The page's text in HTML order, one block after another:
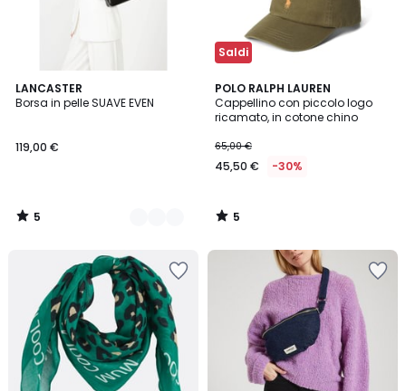
LANCASTER
Borsa in pelle SUAVE EVEN
119,00 €
5
/
4
Colori
5
/
Saldi
POLO RALPH LAUREN
Cappellino con piccolo logo
ricamato, in cotone chino
65,00 €
45,50 € -30%
5
/
5
5
/